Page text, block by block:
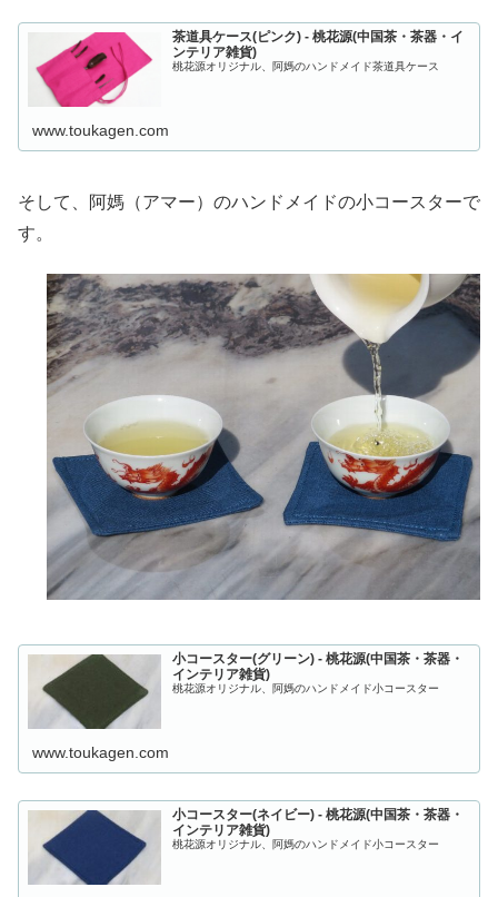
茶道具ケース(ピンク) - 桃花源(中国茶・茶器・イ
ンテリア雑貨)
桃花源オリジナル、阿媽のハンドメイド茶道具ケース
www.toukagen.com
そして、阿媽（アマー）のハンドメイドの小コースターで
す。
小コースター(グリーン) - 桃花源(中国茶・茶器・
インテリア雑貨)
桃花源オリジナル、阿媽のハンドメイド小コースター
www.toukagen.com
小コースター(ネイビー) - 桃花源(中国茶・茶器・
インテリア雑貨)
桃花源オリジナル、阿媽のハンドメイド小コースター